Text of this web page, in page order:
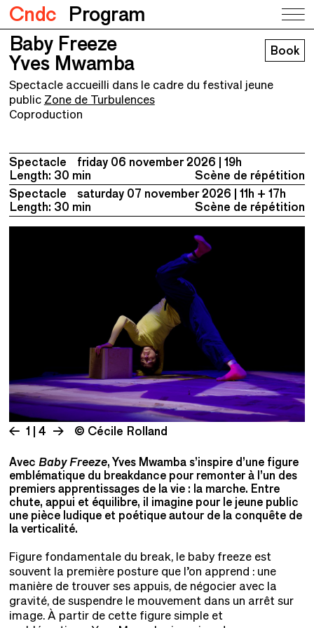
Cndc Program
Baby Freeze
Yves Mwamba
Baby Freeze
Yves Mwamba
Book
Spectacle accueilli dans le cadre du festival jeune
public Zone de Turbulences
Coproduction
Spectacle friday 06 november 2026
19h
Length: 30 min
Scène de répétition
Spectacle
saturday 07 november 2026
11h + 17h
Length: 30 min
Scène de répétition
1 | 4 © Cécile Rolland
Avec Baby Freeze, Yves Mwamba s’inspire d’une figure
emblématique du breakdance pour remonter à l’un des
premiers apprentissages de la vie : la marche. Entre
chute, appui et équilibre, il imagine pour le jeune public
une pièce ludique et poétique autour de la conquête de
la verticalité.
Figure fondamentale du break, le baby freeze est
souvent la première posture que l’on apprend : une
manière de trouver ses appuis, de négocier avec la
gravité, de suspendre le mouvement dans un arrêt sur
image. À partir de cette figure simple et